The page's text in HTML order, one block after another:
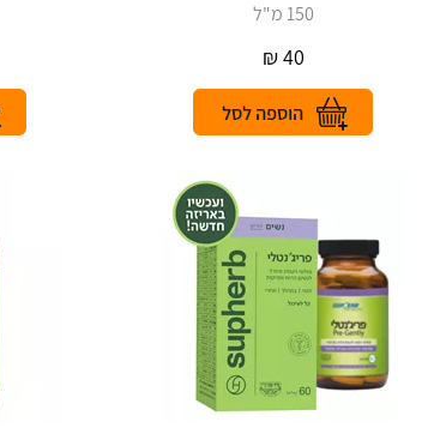
150 מ"ל
40
₪